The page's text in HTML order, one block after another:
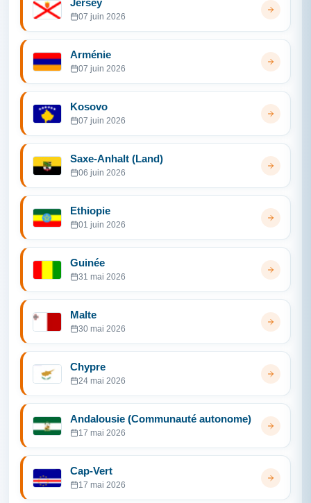
Jersey
07 juin 2026
Arménie
07 juin 2026
Kosovo
07 juin 2026
Saxe-Anhalt (Land)
06 juin 2026
Ethiopie
01 juin 2026
Guinée
31 mai 2026
Malte
30 mai 2026
Chypre
24 mai 2026
Andalousie (Communauté autonome)
17 mai 2026
Cap-Vert
17 mai 2026